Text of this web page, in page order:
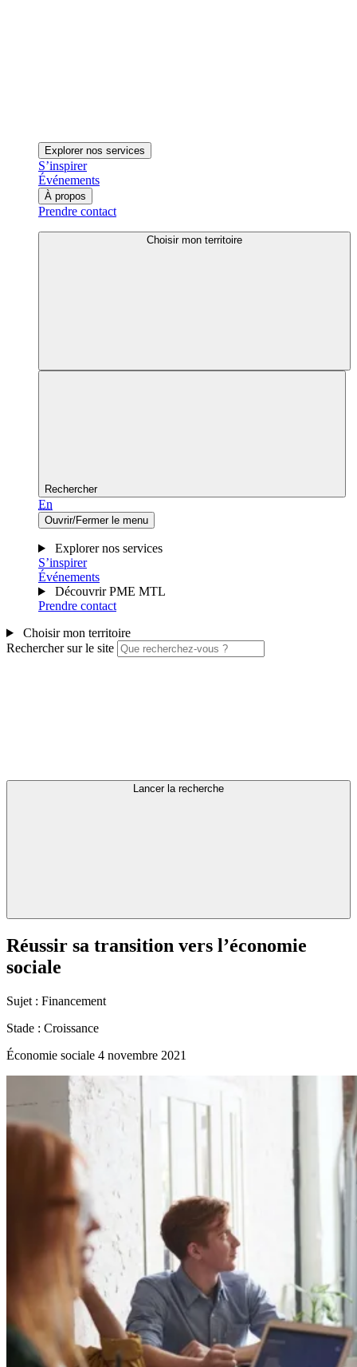
Explorer nos services
S’inspirer
Événements
À propos
Prendre contact
Choisir mon territoire
Rechercher
En
Ouvrir/Fermer le menu
Explorer nos services
S’inspirer
Événements
Découvrir PME MTL
Prendre contact
Choisir mon territoire
Rechercher sur le site
Lancer la recherche
Réussir sa transition vers l’économie
sociale
Sujet : Financement
Stade : Croissance
Économie sociale 4 novembre 2021